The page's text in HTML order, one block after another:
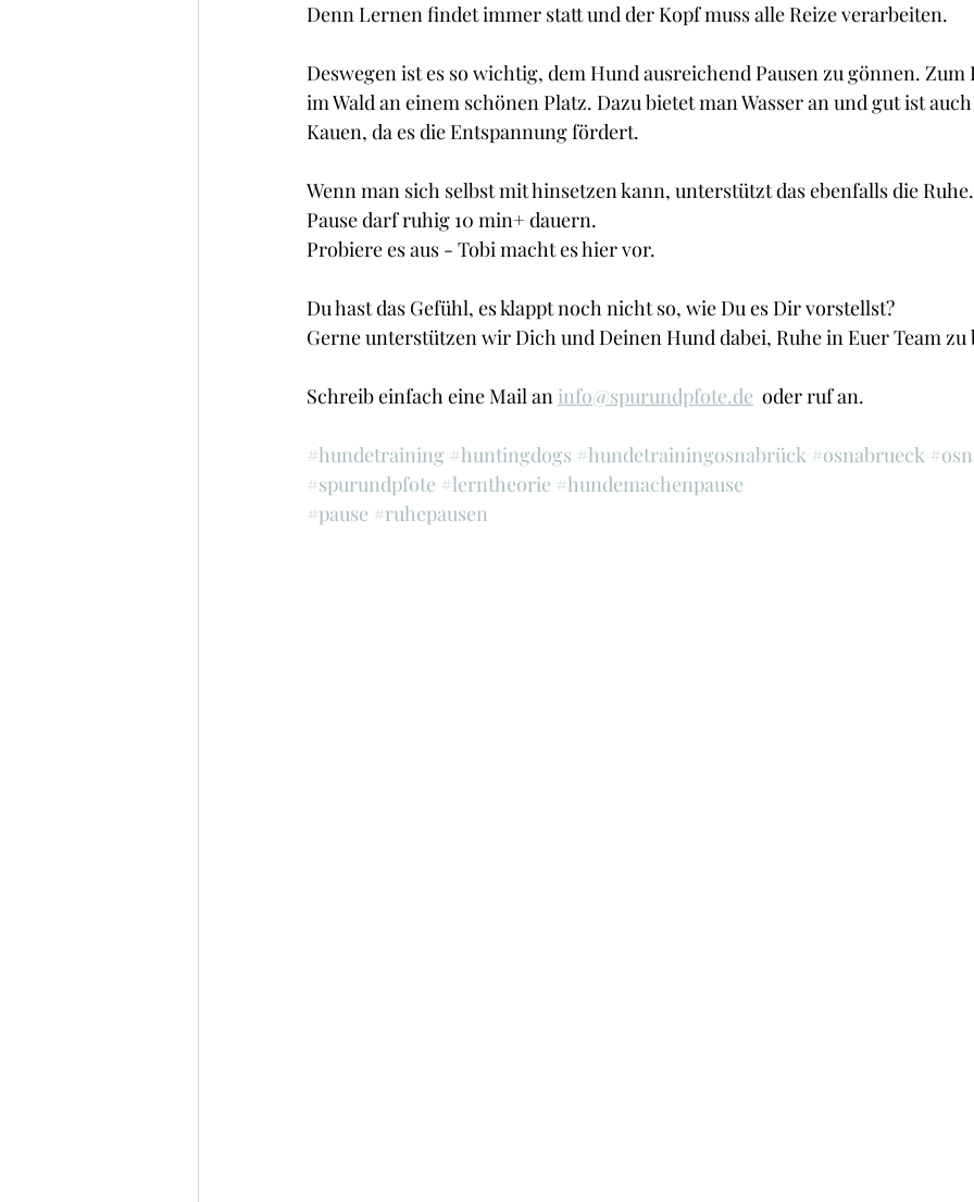
Denn Lernen findet immer statt und der Kopf muss alle Reize verarbeiten.
Deswegen ist es so wichtig, dem Hund ausreichend Pausen zu gönnen.
im Wald an einem schönen Platz. Dazu bietet man Wasser an und gut ist
Kauen, da es die Entspannung fördert.
Wenn man sich selbst mit hinsetzen kann, unterstützt das ebenfalls die
Pause darf ruhig 10 min+ dauern.
Probiere es aus - Tobi macht es hier vor.
Du hast das Gefühl, es klappt noch nicht so, wie Du es Dir vorstellst?
Gerne unterstützen wir Dich und Deinen Hund dabei, Ruhe in Euer Team
Schreib einfach eine Mail an info@spurundpfote.de
  oder ruf an.
#hundetraining #huntingdogs #hundetrainingosnabrück #osnabrueck
#spurundpfote #lerntheorie #hundemachenpause
#pause #ruhepausen